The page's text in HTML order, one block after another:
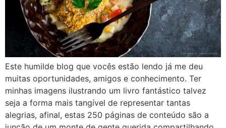
Este humilde blog que vocês estão lendo já me deu
muitas oportunidades, amigos e conhecimento. Ter
minhas imagens ilustrando um livro fantástico talvez
seja a forma mais tangível de representar tantas
alegrias, afinal, estas 250 páginas de conteúdo são a